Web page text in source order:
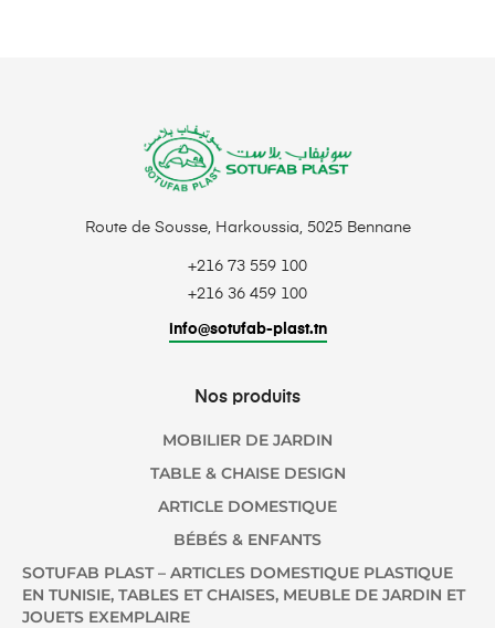
Route de Sousse, Harkoussia, 5025 Bennane
+216 73 559 100
+216 36 459 100
info@sotufab-plast.tn
Nos produits
MOBILIER DE JARDIN
TABLE & CHAISE DESIGN
ARTICLE DOMESTIQUE
BÉBÉS & ENFANTS
SOTUFAB PLAST – ARTICLES DOMESTIQUE PLASTIQUE
EN TUNISIE, TABLES ET CHAISES, MEUBLE DE JARDIN ET
JOUETS EXEMPLAIRE